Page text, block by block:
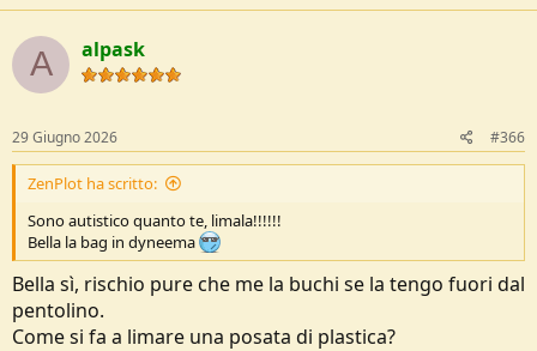
c
t
i
o
n
:
A alpask
29 Giugno 2026 #366
ZenPlot ha scritto:
Sono autistico quanto te, limala!!!!!!
Bella la bag in dyneema
Bella sì, rischio pure che me la buchi se la tengo fuori dal
pentolino.
Come si fa a limare una posata di plastica?